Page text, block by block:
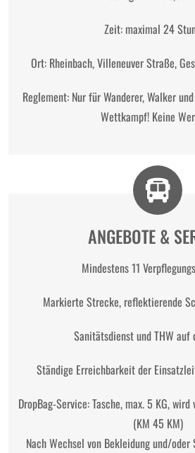
Zeit: maximal 24
Ort: Rheinbach, Villeneuver Straße,
Reglement: Nur für Wanderer, Walker
Wettkampf! Keine
ANGEBOTE &
Mindestens 11
Markierte Strecke, reflektierende
Sanitätsdienst und THW auf
Ständige Erreichbarkeit der
DropBag-Service: Tasche, max. 5 KG,
(KM 45 KM)
Nach Wechsel von Bekleidung und/oder